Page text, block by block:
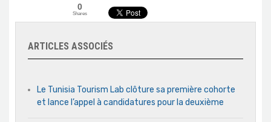
0
Shares
ARTICLES ASSOCIÉS
Le Tunisia Tourism Lab clôture sa première cohorte
et lance l’appel à candidatures pour la deuxième